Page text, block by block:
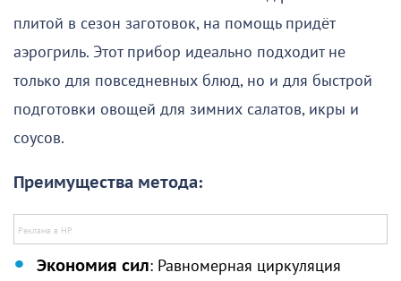
плитой в сезон заготовок, на помощь придёт
аэрогриль. Этот прибор идеально подходит не
только для повседневных блюд, но и для быстрой
подготовки овощей для зимних салатов, икры и
соусов.
Преимущества метода:
Экономия сил: Равномерная циркуляция